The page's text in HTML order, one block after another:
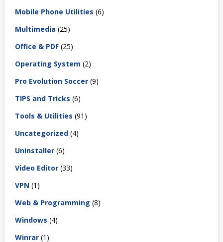
Mobile Phone Utilities (6)
Multimedia (25)
Office & PDF (25)
Operating System (2)
Pro Evolution Soccer (9)
TIPS and Tricks (6)
Tools & Utilities (91)
Uncategorized (4)
Uninstaller (6)
Video Editor (33)
VPN (1)
Web & Programming (8)
Windows (4)
Winrar (1)